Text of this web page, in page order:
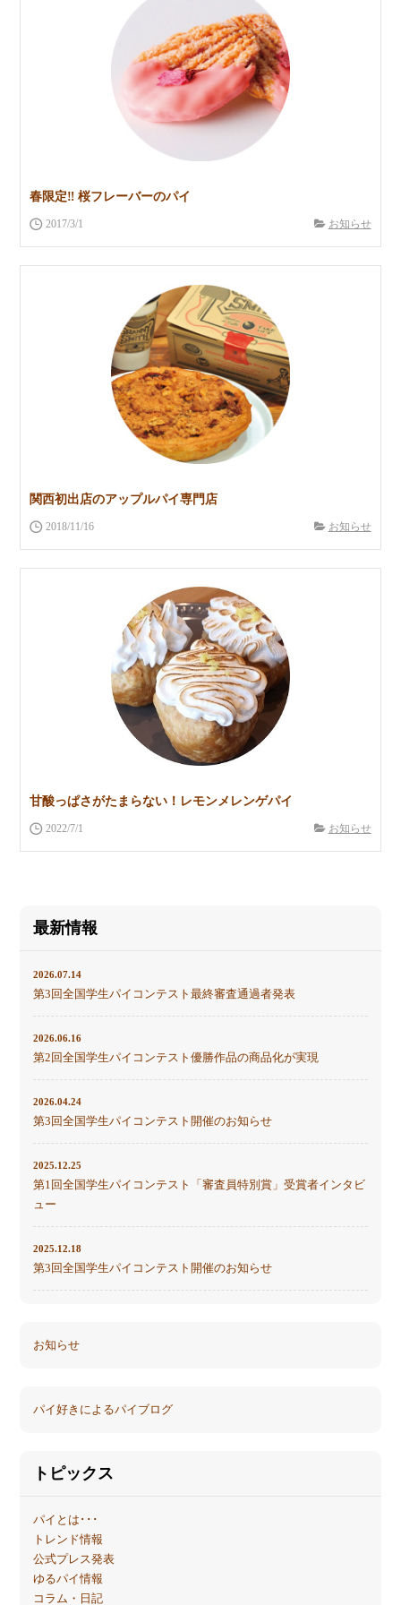
春限定‼︎ 桜フレーバーのパイ
2017/3/1 お知らせ
関西初出店のアップルパイ専門店
2018/11/16 お知らせ
甘酸っぱさがたまらない！レモンメレンゲパイ
2022/7/1 お知らせ
最新情報
2026.07.14
第3回全国学生パイコンテスト最終審査通過者発表
2026.06.16
第2回全国学生パイコンテスト優勝作品の商品化が実現
2026.04.24
第3回全国学生パイコンテスト開催のお知らせ
2025.12.25
第1回全国学生パイコンテスト「審査員特別賞」受賞者インタビ
ュー
2025.12.18
第3回全国学生パイコンテスト開催のお知らせ
お知らせ
パイ好きによるパイブログ
トピックス
パイとは･･･
トレンド情報
公式プレス発表
ゆるパイ情報
コラム・日記